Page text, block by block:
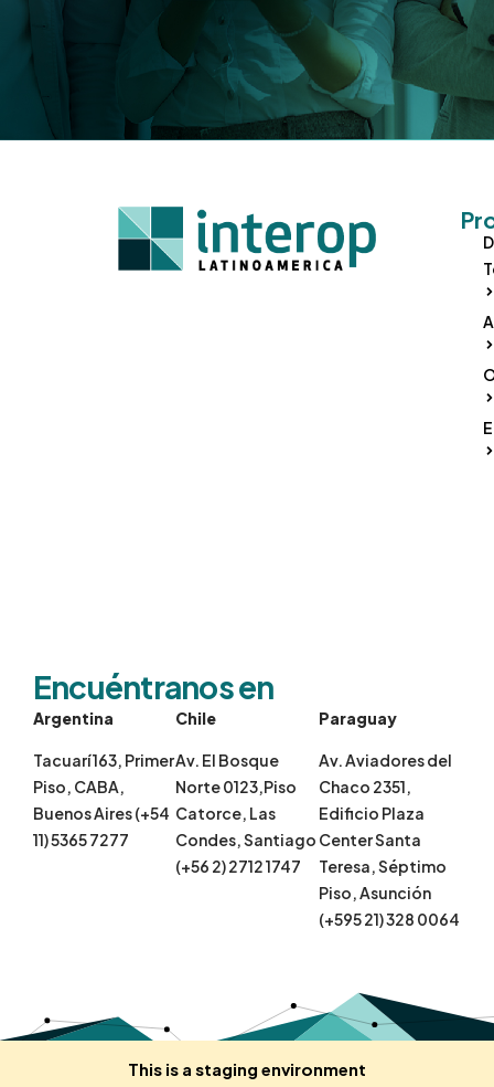
Encuéntranos en
Argentina
Tacuarí 163, Primer
Piso, CABA,
Buenos Aires (+54
11) 5365 7277
Chile
Av. El Bosque
Norte 0123,Piso
Catorce, Las
Condes, Santiago
(+56 2) 2712 1747
Paraguay
Av. Aviadores del
Chaco 2351,
Edificio Plaza
Center Santa
Teresa, Séptimo
Piso, Asunción
(+595 21) 328 0064
This is a staging environment